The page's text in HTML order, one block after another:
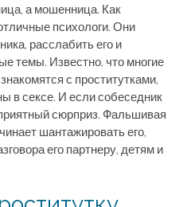
а мошенница. Как
психологи. Они
расслабить его и
темы. Известно, что многие
с проститутками,
в сексе. И если собеседник
сюрприз. Фальшивая
шантажировать его,
его партнеру, детям и